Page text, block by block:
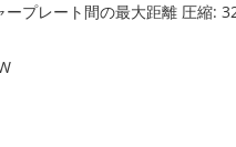
ープレート間の最大距離 圧縮: